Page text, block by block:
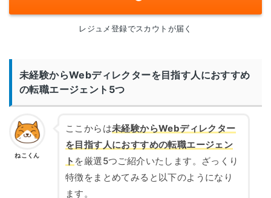
レジュメ登録でスカウトが届く
未経験からWebディレクターを目指す人におすすめ
の転職エージェント5つ
ねこくん
ここからは未経験からWebディレクター
を目指す人におすすめの転職エージェン
ト を厳選5つご紹介いたします。ざっくり
特徴をまとめてみると以下のようになり
ます。